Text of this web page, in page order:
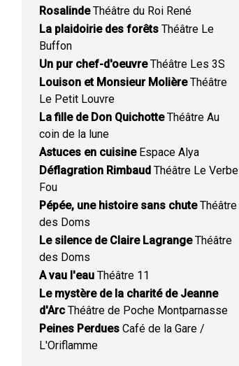
RosalindeThéâtre du Roi René
La plaidoirie des forêts Théâtre Le
Buffon
Un pur chef-d'oeuvreThéâtre Les 3S
Louison et Monsieur MolièreThéâtre
Le Petit Louvre
La fille de Don QuichotteThéâtre Au
coin de la lune
Astuces en cuisineEspace Alya
Déflagration Rimbaud Théâtre Le Verbe
Fou
Pépée, une histoire sans chuteThéâtre
des Doms
Le silence de Claire LagrangeThéâtre
des Doms
A vau l'eau Théâtre 11
Le mystère de la charité de Jeanne
d'Arc Théâtre de Poche Montparnasse
Peines Perdues Café de la Gare /
L'Oriflamme